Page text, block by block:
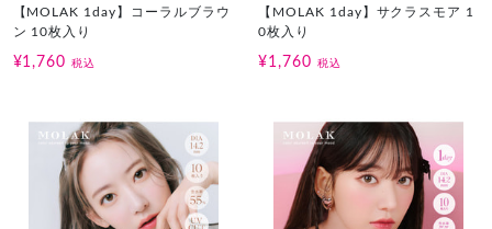
【MOLAK 1day】コーラルブラウ
ン 10枚入り
¥1,760税込
【MOLAK 1day】サクラスモア 1
0枚入り
¥1,760 税込